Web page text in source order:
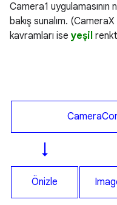
Camera1 uygulamasının
bakış sunalım.
kavramları ise yeşil
↓
Önizle